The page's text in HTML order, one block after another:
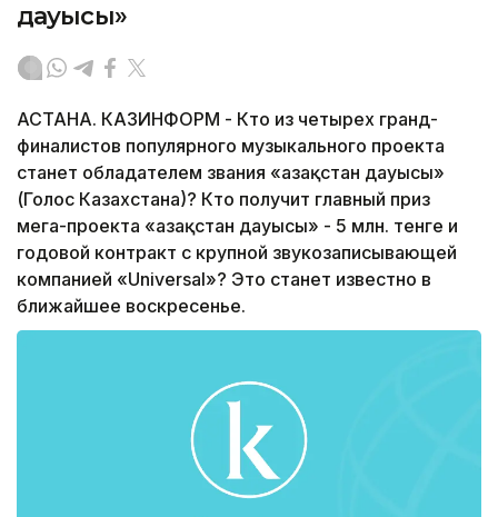
дауысы»
АСТАНА. КАЗИНФОРМ - Кто из четырех гранд-
финалистов популярного музыкального проекта
станет обладателем звания «Қазақстан дауысы»
(Голос Казахстана)? Кто получит главный приз
мега-проекта «Қазақстан дауысы» - 5 млн. тенге и
годовой контракт с крупной звукозаписывающей
компанией «Universal»? Это станет известно в
ближайшее воскресенье.